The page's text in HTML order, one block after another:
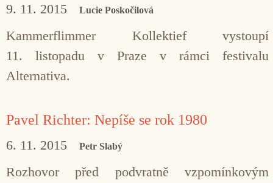
9. 11. 2015 Lucie Poskočilová
Kammerflimmer Kollektief vystoupí
11. listopadu v Praze v rámci festivalu
Alternativa.
Pavel Richter: Nepíše se rok 1980
6. 11. 2015 Petr Slabý
Rozhovor před podvratně vzpomínkovým